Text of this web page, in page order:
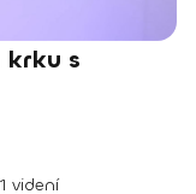
s
videní